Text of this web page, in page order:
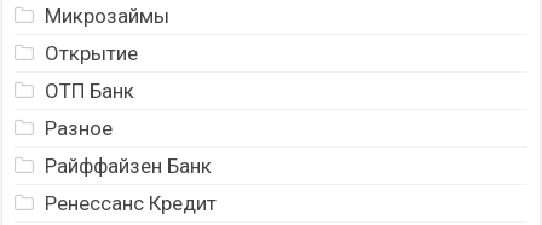
Микрозаймы
Открытие
ОТП Банк
Разное
Райффайзен Банк
Ренессанс Кредит